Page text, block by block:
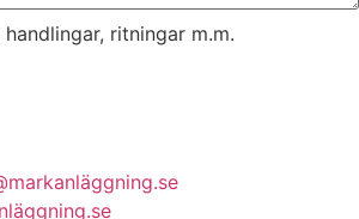
ritningar m.m.